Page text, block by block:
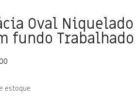
Oval
fundo Trabalhado
estoque